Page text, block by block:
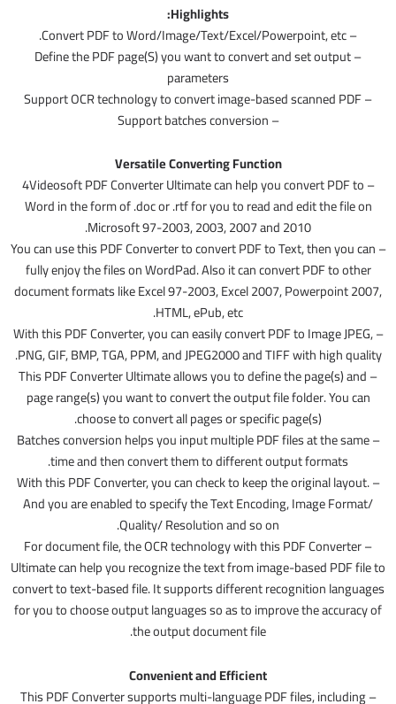
Highlights:
– Convert PDF to Word/Image/Text/Excel/Powerpoint, etc.
– Define the PDF page(S) you want to convert and set output
parameters
– Support OCR technology to convert image-based scanned PDF
– Support batches conversion
Versatile Converting Function
– 4Videosoft PDF Converter Ultimate can help you convert PDF to
Word in the form of .doc or .rtf for you to read and edit the file on
Microsoft 97-2003, 2003, 2007 and 2010.
– You can use this PDF Converter to convert PDF to Text, then you can
fully enjoy the files on WordPad. Also it can convert PDF to other
document formats like Excel 97-2003, Excel 2007, Powerpoint 2007,
HTML, ePub, etc.
– With this PDF Converter, you can easily convert PDF to Image JPEG,
PNG, GIF, BMP, TGA, PPM, and JPEG2000 and TIFF with high quality.
– This PDF Converter Ultimate allows you to define the page(s) and
page range(s) you want to convert the output file folder. You can
choose to convert all pages or specific page(s).
– Batches conversion helps you input multiple PDF files at the same
time and then convert them to different output formats.
– With this PDF Converter, you can check to keep the original layout.
And you are enabled to specify the Text Encoding, Image Format/
Quality/ Resolution and so on.
– For document file, the OCR technology with this PDF Converter
Ultimate can help you recognize the text from image-based PDF file to
convert to text-based file. It supports different recognition languages
for you to choose output languages so as to improve the accuracy of
the output document file.
Convenient and Efficient
– This PDF Converter supports multi-language PDF files, including